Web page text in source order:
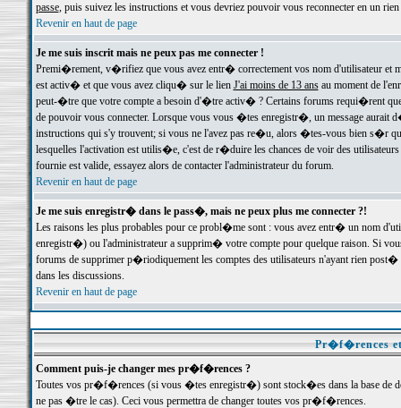
passe, puis suivez les instructions et vous devriez pouvoir vous reconnecter en un rien
Revenir en haut de page
Je me suis inscrit mais ne peux pas me connecter !
Premi�rement, v�rifiez que vous avez entr� correctement vos nom d'utilisateur
est activ� et que vous avez cliqu� sur le lien J'ai moins de 13 ansau moment de
peut-�tre que votre compte a besoin d'�tre activ� ? Certains forums requi�rent
de pouvoir vous connecter. Lorsque vous vous �tes enregistr�, un message aurait
instructions qui s'y trouvent; si vous ne l'avez pas re�u, alors �tes-vous bien s�r
lesquelles l'activation est utilis�e, c'est de r�duire les chances de voir des
fournie est valide, essayez alors de contacter l'administrateur du forum.
Revenir en haut de page
Je me suis enregistr� dans le pass�, mais ne peux plus me connecter ?!
Les raisons les plus probables pour ce probl�me sont : vous avez entr� un nom
enregistr�) ou l'administrateur a supprim� votre compte pour quelque raison. Si
forums de supprimer p�riodiquement les comptes des utilisateurs n'ayant rien
dans les discussions.
Revenir en haut de page
Pr�f�rences
Comment puis-je changer mes pr�f�rences ?
Toutes vos pr�f�rences (si vous �tes enregistr�) sont stock�es dans la base de
ne pas �tre le cas). Ceci vous permettra de changer toutes vos pr�f�rences.